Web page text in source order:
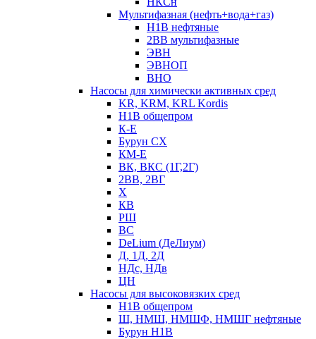
Мультифазная (нефть+вода+газ)
Н1В нефтяные
2ВВ мультифазные
ЭВН
ЭВНОП
ВНО
Насосы для химически активных сред
KR, KRM, KRL Kordis
Н1В общепром
К-Е
Бурун СХ
КМ-Е
ВК, ВКС (1Г,2Г)
2ВВ, 2ВГ
Х
КВ
РШ
ВС
DeLium (ДеЛиум)
Д, 1Д, 2Д
НДс, НДв
ЦН
Насосы для высоковязких сред
Н1В общепром
Ш, НМШ, НМШФ, НМШГ нефтяные
Бурун Н1В